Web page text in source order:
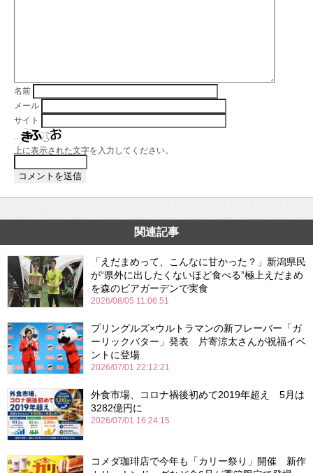
名前
メール
サイト
上に表示された文字を入力してください。
関連記事
「えだまめって、こんなに甘かった？」新潟県民
が“県外に出したくないほど食べる”極上えだまめ
を森のビアガーデンで実食
2026/08/05 11:06:51
プリングルズ×ウルトラマンの新フレーバー「ガ
ーリックバター」発表 片寄涼太さんが祝福イベ
ントに登場
2026/07/01 22:12:21
外食市場、コロナ禍後初めて2019年超え 5月は
3282億円に
2026/07/01 16:24:15
コメダ珈琲店で今年も「カリー祭り」開催 新作